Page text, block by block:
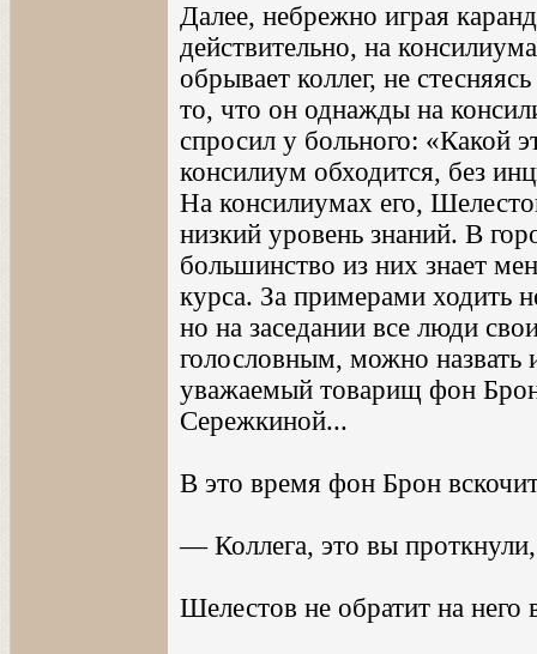
Далее, небрежно играя
действительно, на
обрывает коллег, не
то, что он однажды на
спросил у больного: «Какой
консилиум обходится, без
На консилиумах его,
низкий уровень знаний. В
большинство из них знает
курса. За примерами ходить
но на заседании все люди
голословным, можно назвать
уважаемый товарищ фон
Сережкиной...
В это время фон Брон
— Коллега, это вы
Шелестов не обратит на